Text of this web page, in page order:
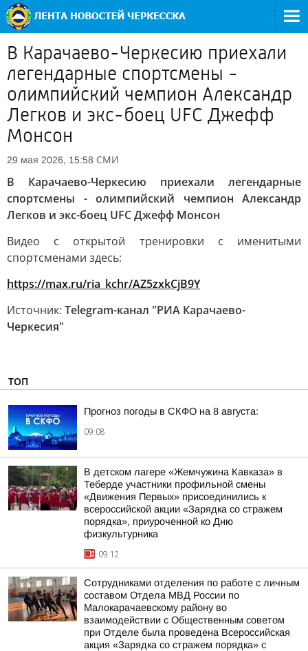
В Карачаево-Черкесию приехали
легендарные спортсмены -
олимпийский чемпион Александр
Легков и экс-боец UFC Джефф
Монсон
29 мая 2026, 15:58 СМИ
В Карачаево-Черкесию приехали легендарные
спортсмены - олимпийский чемпион Александр
Легков и экс-боец UFC Джефф Монсон
Видео с открытой тренировки с именитыми
спортсменами здесь:
https://max.ru/ria_kchr/AZ5zxkCjB9Y
Источник: Telegram-канал "РИА Карачаево-
Черкесия"
ТОП
Прогноз погоды в СКФО на 8 августа:
09:08
В детском лагере «Жемчужина Кавказа» в
Теберде участники профильной смены
«Движения Первых» присоединились к
всероссийской акции «Зарядка со стражем
порядка», приуроченной ко Дню
физкультурника
09:12
Сотрудниками отделения по работе с личным
составом Отдела МВД России по
Малокарачаевскому району во
взаимодействии с Общественным советом
при Отделе была проведена Всероссийская
акция «Зарядка со стражем порядка» с